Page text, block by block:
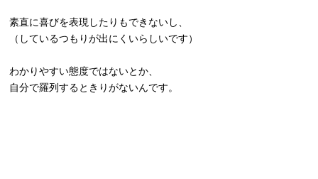
素直に喜びを表現したりもできないし、
（しているつもりが出にくいらしいです）
わかりやすい態度ではないとか、
自分で羅列するときりがないんです。